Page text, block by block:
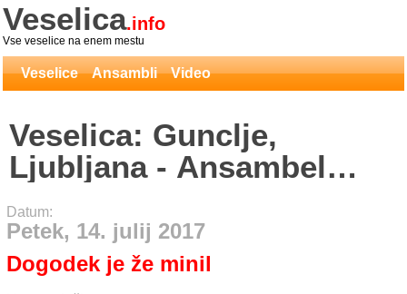
Veselica.info
Vse veselice na enem mestu
Veselice Ansambli Video
Veselica: Gunclje,
Ljubljana - Ansambel
Modrijani
Datum:
Petek, 14. julij 2017
Dogodek je že minil